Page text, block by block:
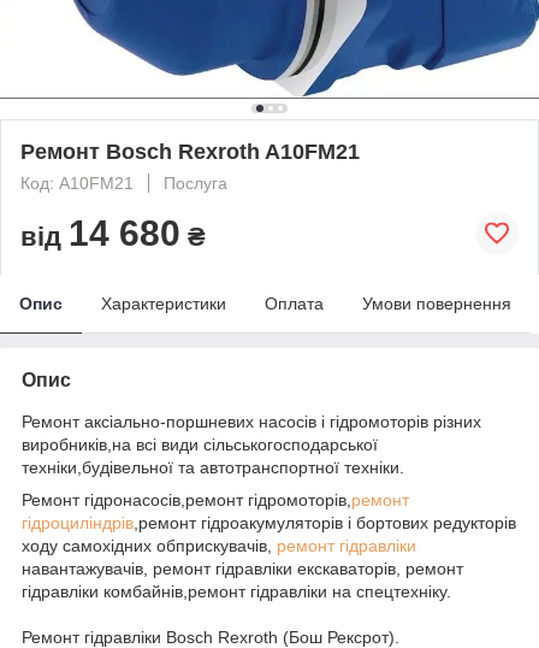
Ремонт Bosch Rexroth A10FМ21
Код: A10FМ21 Послуга
від 14 680 ₴
Опис Характеристики Оплата Умови повернення
Опис
Ремонт аксіально-поршневих насосів і гідромоторів різних
виробників,на всі види сільськогосподарської
техніки,будівельної та автотранспортної техніки.
Ремонт гідронасосів,ремонт гідромоторів, ремонт
гідроциліндрів ,ремонт гідроакумуляторів і бортових редукторів
ходу самохідних обприскувачів, ремонт гідравліки
навантажувачів, ремонт гідравліки екскаваторів, ремонт
гідравліки комбайнів,ремонт гідравліки на спецтехніку.
Ремонт гідравліки Bosch Rexroth (Бош Рексрот).